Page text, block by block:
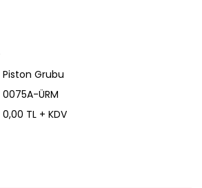
Piston Grubu
0075A-ÜRM
0,00 TL + KDV